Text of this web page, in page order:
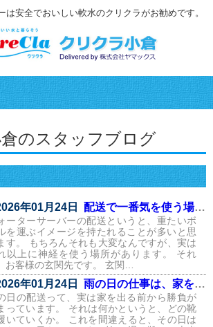
は安全でおいしい軟水のクリクラがお勧めです。
のスタッフブログ
年01月24日 配送で一番気を使う場所は、実はここ
ーターサーバーの配送というと、重たいボ
を運ぶイメージを持たれることが多いと思
す。 もちろんそれも大変なんですが、実は
以上に神経を使う場所があります。 それ
お客様の玄関先です。 玄関…
年01月24日 雨の日の仕事は、家を出る前から始まっている
日の配送って、実は家を出る前から勝負が
っています。 それは何かというと、どの靴
いていくか。 これを間違えると、その日は